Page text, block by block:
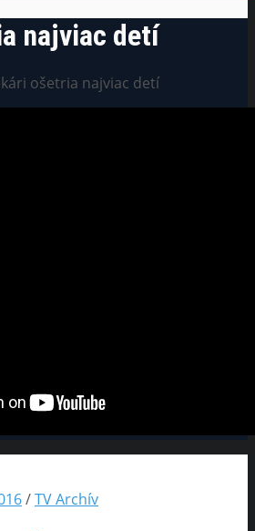
najviac detí
ošetria najviac detí
/TV Archív